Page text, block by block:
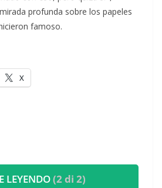
profunda sobre los papeles
famoso.
X
LEYENDO(2 di 2)